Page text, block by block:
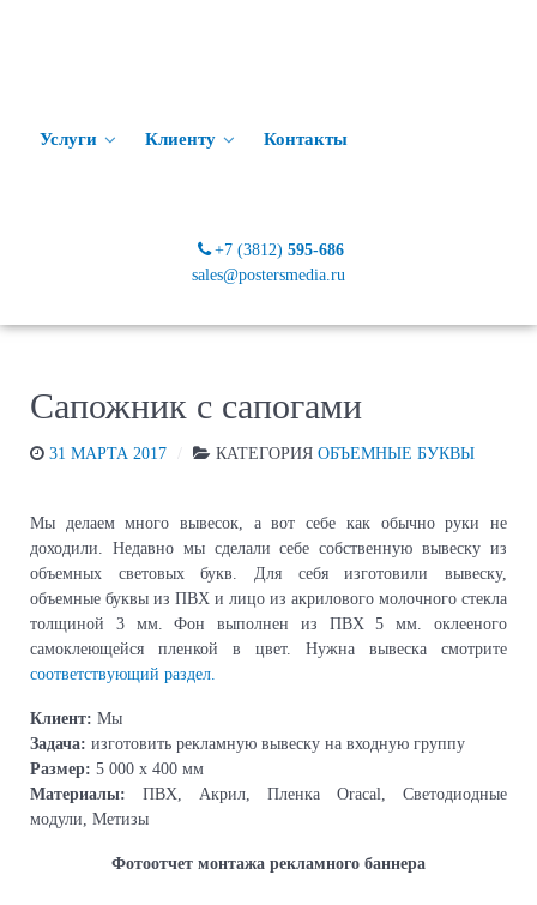
Услуги Клиенту Контакты
+7 (3812)595-686
sales@postersmedia.ru
Сапожник с сапогами
31 МАРТА 2017 КАТЕГОРИЯ ОБЪЕМНЫЕ БУКВЫ
Мы делаем много вывесок, а вот себе как обычно руки не
доходили. Недавно мы сделали себе собственную вывеску из
объемных световых букв. Для себя изготовили вывеску,
объемные буквы из ПВХ и лицо из акрилового молочного стекла
толщиной 3 мм. Фон выполнен из ПВХ 5 мм. оклееного
самоклеющейся пленкой в цвет. Нужна вывеска смотрите
соответствующий раздел.
Клиент: Мы
Задача: изготовить рекламную вывеску на входную группу
Размер: 5 000 х 400 мм
Материалы: ПВХ, Акрил, Пленка Oracal, Светодиодные
модули, Метизы
Фотоотчет монтажа рекламного баннера